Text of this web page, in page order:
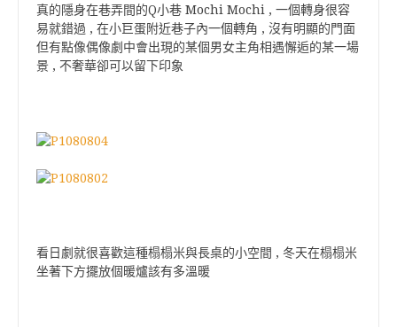
真的隱身在巷弄間的Q小巷 Mochi Mochi , 一個轉身很容
易就錯過 , 在小巨蛋附近巷子內一個轉角 , 沒有明顯的門面
但有點像偶像劇中會出現的某個男女主角相遇懈逅的某一場
景 , 不奢華卻可以留下印象
看日劇就很喜歡這種榻榻米與長桌的小空間 , 冬天在榻榻米
坐著下方擺放個暖爐該有多溫暖